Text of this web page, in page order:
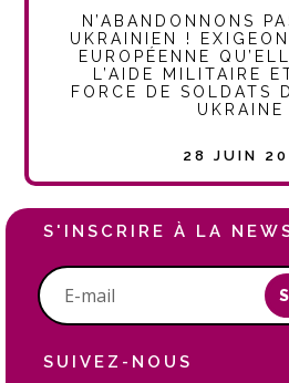
N’ABANDONNONS
UKRAINIEN !
EUROPÉENNE
L’AIDE MILITAIRE
FORCE DE SOLDATS
UKRAINE
28 JUIN
S'INSCRIRE À LA
SUIVEZ-NOUS